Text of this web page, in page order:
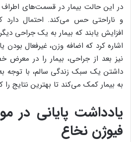
در این حالت بیمار در قسمت‌های
و ناراحتی حس می‌کند. احتمال دارد
افزایش یابند که بیمار به یک جراحی
اشاره کرد که اضافه وزن، غیرفعال
نیز بعد از جراحی، بیمار را در معرض
داشتن یک سبک زندگی سالم، با توجه
به بیمار کمک می‌کند تا بهترین نتایج
یادداشت پایانی در
فیوژن نخاع